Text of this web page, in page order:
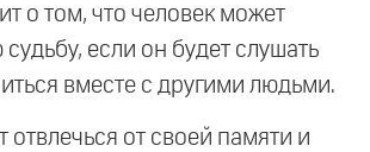
о том, что человек может
если он будет слушать
вместе с другими людьми.
отвлечься от своей памяти и